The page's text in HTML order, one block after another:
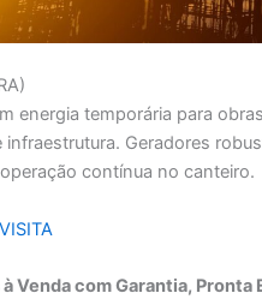
energia temporária para
infraestrutura. Geradores
contínua no canteiro.
Venda com Garantia, Pronta